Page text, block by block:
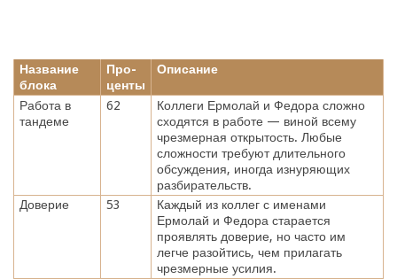
Название
блока
Про-
центы
Описание
Работа в
тандеме
62
Коллеги Ермолай и Федора сложно
сходятся в работе — виной всему
чрезмерная открытость. Любые
сложности требуют длительного
обсуждения, иногда изнуряющих
разбирательств.
Доверие
53
Каждый из коллег с именами
Ермолай и Федора старается
проявлять доверие, но часто им
легче разойтись, чем прилагать
чрезмерные усилия.